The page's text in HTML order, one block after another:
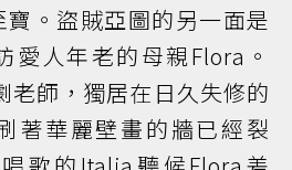
。盜賊亞圖的另一面是
愛人年老的母親Flora。
老師，獨居在日久失修的
著華麗壁畫的牆已經裂